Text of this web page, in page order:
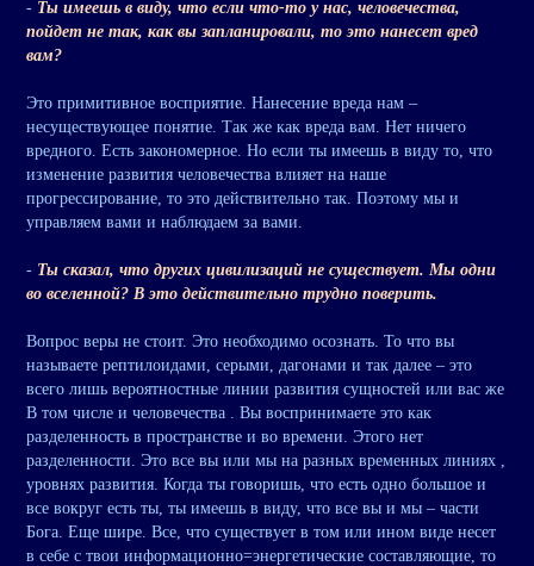
- Ты имеешь в виду, что если что-то у нас, человечества,
пойдет не так, как вы запланировали, то это нанесет вред
вам?
Это примитивное восприятие. Нанесение вреда нам –
несуществующее понятие. Так же как вреда вам. Нет ничего
вредного. Есть закономерное. Но если ты имеешь в виду то, что
изменение развития человечества влияет на наше
прогрессирование, то это действительно так. Поэтому мы и
управляем вами и наблюдаем за вами.
- Ты сказал, что других цивилизаций не существует. Мы одни
во вселенной? В это действительно трудно поверить.
Вопрос веры не стоит. Это необходимо осознать. То что вы
называете рептилоидами, серыми, дагонами и так далее – это
всего лишь вероятностные линии развития сущностей или вас же
В том числе и человечества . Вы воспринимаете это как
разделенность в пространстве и во времени. Этого нет
разделенности. Это все вы или мы на разных временных линиях ,
уровнях развития. Когда ты говоришь, что есть одно большое и
все вокруг есть ты, ты имеешь в виду, что все вы и мы – части
Бога. Еще шире. Все, что существует в том или ином виде несет
в себе с твои информационно=энергетические составляющие, то